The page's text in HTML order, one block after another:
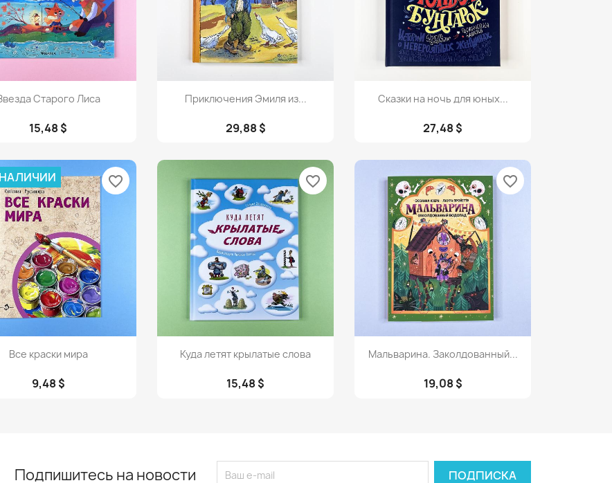
Просмотр
Старого Лиса
15,48 $
Просмотр
Приключения Эмиля из...
29,88 $
Просмотр
Сказки на ночь для юных...
27,48 $
 Просмотр
Все краски мира
9,48 $
favorite_border
Просмотр
Куда летят крылатые слова
15,48 $
favorite_border
Просмотр
Мальварина. Заколдованный...
19,08 $
favorite_border
Подпишитесь на новости